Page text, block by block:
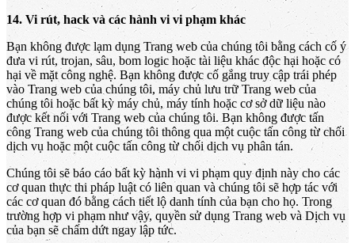
14. Vi rút, hack và các hành vi vi phạm khác
Bạn không được lạm dụng Trang web của chúng tôi bằng cách cố ý
đưa vi rút, trojan, sâu, bom logic hoặc tài liệu khác độc hại hoặc có
hại về mặt công nghệ. Bạn không được cố gắng truy cập trái phép
vào Trang web của chúng tôi, máy chủ lưu trữ Trang web của
chúng tôi hoặc bất kỳ máy chủ, máy tính hoặc cơ sở dữ liệu nào
được kết nối với Trang web của chúng tôi. Bạn không được tấn
công Trang web của chúng tôi thông qua một cuộc tấn công từ chối
dịch vụ hoặc một cuộc tấn công từ chối dịch vụ phân tán.
Chúng tôi sẽ báo cáo bất kỳ hành vi vi phạm quy định này cho các
cơ quan thực thi pháp luật có liên quan và chúng tôi sẽ hợp tác với
các cơ quan đó bằng cách tiết lộ danh tính của bạn cho họ. Trong
trường hợp vi phạm như vậy, quyền sử dụng Trang web và Dịch vụ
của bạn sẽ chấm dứt ngay lập tức.